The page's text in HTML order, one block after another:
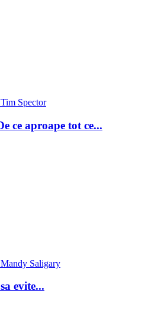
Tim Spector
ce aproape tot ce...
Mandy Saligary
evite...